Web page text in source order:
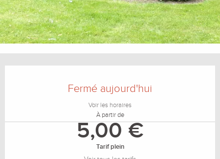
Fermé aujourd'hui
Voir les horaires
À partir de
5,00 €
Tarif plein